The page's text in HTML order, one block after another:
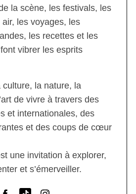
la scène, les festivals, les
les voyages, les
les recettes et les
vibrer les esprits
culture, la nature, la
de vivre à travers des
et internationales, des
et des coups de cœur
une invitation à explorer,
et s’émerveiller.